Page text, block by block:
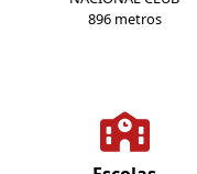
896 metros